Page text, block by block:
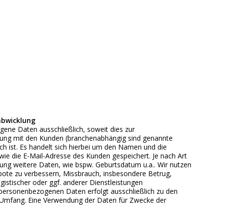
Daten ausschließlich, soweit dies zur
mit den Kunden (branchenabhängig sind genannte
ist. Es handelt sich hierbei um den Namen und die
die E-Mail-Adresse des Kunden gespeichert. Je nach Art
weitere Daten, wie bspw. Geburtsdatum u.a.. Wir nutzen
zu verbessern, Missbrauch, insbesondere Betrug,
oder ggf. anderer Dienstleistungen
Daten erfolgt ausschließlich zu den
Eine Verwendung der Daten für Zwecke der